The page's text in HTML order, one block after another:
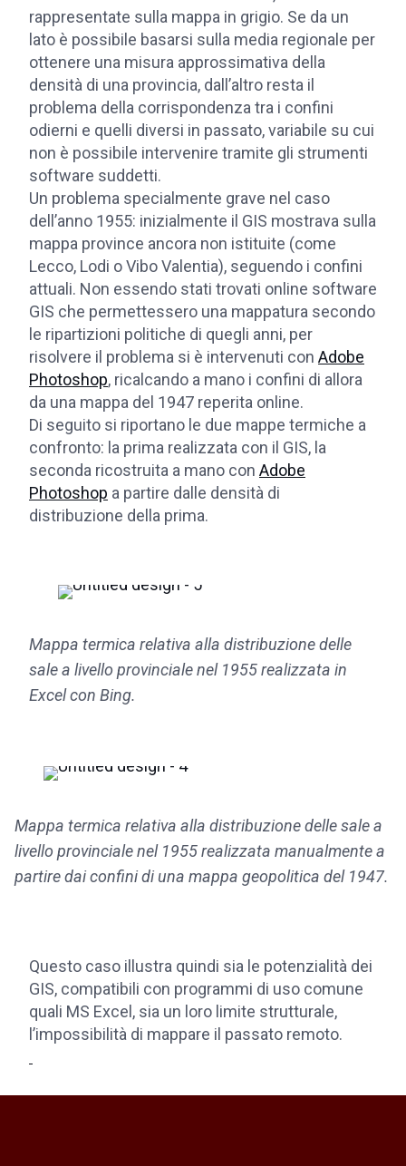
rappresentate sulla mappa in grigio. Se da un
lato è possibile basarsi sulla media regionale per
ottenere una misura approssimativa della
densità di una provincia, dall’altro resta il
problema della corrispondenza tra i confini
odierni e quelli diversi in passato, variabile su cui
non è possibile intervenire tramite gli strumenti
software suddetti.
Un problema specialmente grave nel caso
dell’anno 1955: inizialmente il GIS mostrava sulla
mappa province ancora non istituite (come
Lecco, Lodi o Vibo Valentia), seguendo i confini
attuali. Non essendo stati trovati online software
GIS che permettessero una mappatura secondo
le ripartizioni politiche di quegli anni, per
risolvere il problema si è intervenuti con Adobe
Photoshop, ricalcando a mano i confini di allora
da una mappa del 1947 reperita online.
Di seguito si riportano le due mappe termiche a
confronto: la prima realizzata con il GIS, la
seconda ricostruita a mano con Adobe
Photoshop a partire dalle densità di
distribuzione della prima.
Mappa termica relativa alla distribuzione delle
sale a livello provinciale nel 1955 realizzata in
Excel con Bing.
Mappa termica relativa alla distribuzione delle sale a
livello provinciale nel 1955 realizzata manualmente a
partire dai confini di una mappa geopolitica del 1947.
Questo caso illustra quindi sia le potenzialità dei
GIS, compatibili con programmi di uso comune
quali MS Excel, sia un loro limite strutturale,
l’impossibilità di mappare il passato remoto.